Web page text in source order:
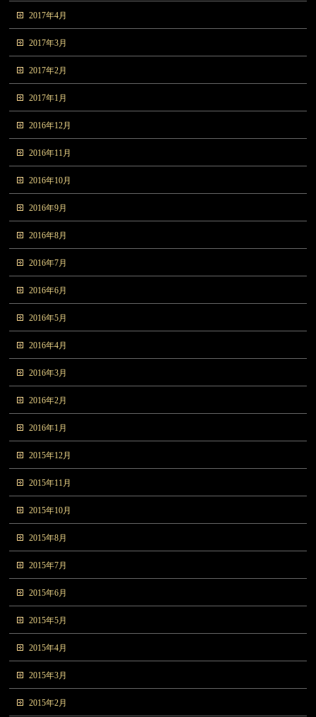
2017年4月
2017年3月
2017年2月
2017年1月
2016年12月
2016年11月
2016年10月
2016年9月
2016年8月
2016年7月
2016年6月
2016年5月
2016年4月
2016年3月
2016年2月
2016年1月
2015年12月
2015年11月
2015年10月
2015年8月
2015年7月
2015年6月
2015年5月
2015年4月
2015年3月
2015年2月